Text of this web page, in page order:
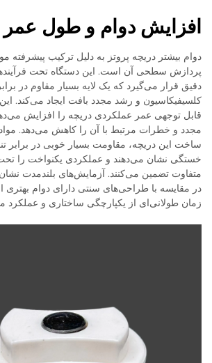
افزایش دوام و طول عمر
دوام بیشتر دریچه پروتز به دلیل ترکیب پیشرفته
پردازش سطحی آن است. این دستگاه تحت
دقیق قرار می‌گیرد که یک لایه بسیار مقاوم در
کلسیفیکاسیون و رشد مجدد بافت ایجاد می‌کند.
قابل توجهی عمر عملکردی دریچه را افزایش
مجدد و خطرات مرتبط با آن را کاهش می‌دهد. مواد
ساخت این دریچه، مقاومت بسیار خوبی در برابر
خستگی نشان می‌دهند و عملکردی یکنواخت را
متفاوت تضمین می‌کنند. آزمایش‌های بلندمدت نشان
در مقایسه با طراحی‌های سنتی دارای دوام
زمان طولانی‌ای از یکپارچگی ساختاری و